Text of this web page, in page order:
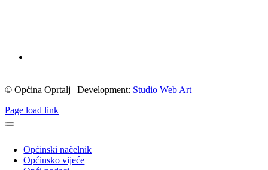
© Općina Oprtalj | Development: Studio Web Art
Page load link
Općinski načelnik
Općinsko vijeće